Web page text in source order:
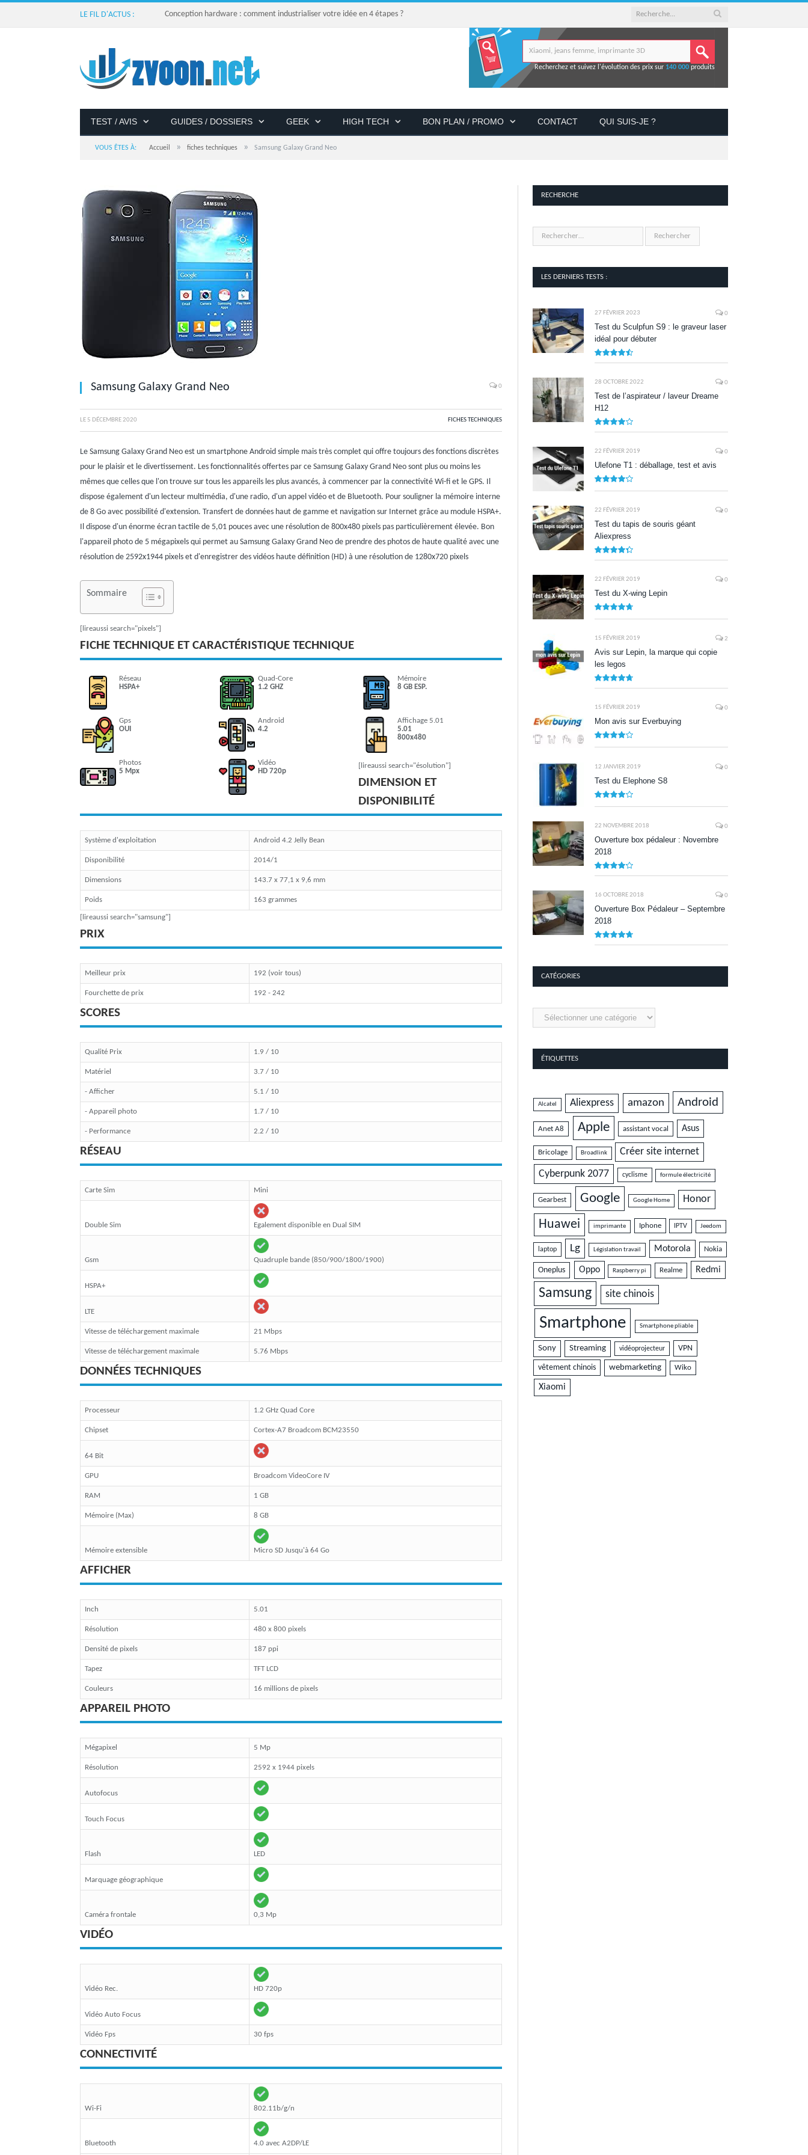
LE FIL D'ACTUS : Conception hardware : comment industrialiser votre idée en 4 étapes ?
Recherchez et suivez l'évolution des prix sur 140 000 produits
TEST / AVIS GUIDES / DOSSIERS GEEK HIGH TECH BON PLAN / PROMO CONTACT QUI SUIS-JE ?
VOUS ÊTES À: Accueil » fiches techniques » Samsung Galaxy Grand Neo
Samsung Galaxy Grand Neo 0
LE 5 DÉCEMBRE 2020 FICHES TECHNIQUES
Le Samsung Galaxy Grand Neo est un smartphone Android simple mais très complet qui offre toujours des fonctions discrètes
pour le plaisir et le divertissement. Les fonctionnalités offertes par ce Samsung Galaxy Grand Neo sont plus ou moins les
mêmes que celles que l'on trouve sur tous les appareils les plus avancés, à commencer par la connectivité Wi-fi et le GPS. Il
dispose également d'un lecteur multimédia, d'une radio, d'un appel vidéo et de Bluetooth. Pour souligner la mémoire interne
de 8 Go avec possibilité d'extension. Transfert de données haut de gamme et navigation sur Internet grâce au module HSPA+.
Il dispose d'un énorme écran tactile de 5,01 pouces avec une résolution de 800x480 pixels pas particulièrement élevée. Bon
l'appareil photo de 5 mégapixels qui permet au Samsung Galaxy Grand Neo de prendre des photos de haute qualité avec une
résolution de 2592x1944 pixels et d'enregistrer des vidéos haute définition (HD) à une résolution de 1280x720 pixels
Sommaire
[lireaussi search="pixels"]
FICHE TECHNIQUE ET CARACTÉRISTIQUE TECHNIQUE
Réseau
HSPA+
Quad-Core
1.2 GHZ
Mémoire
8 GB ESP.
Gps
OUI
Android
4.2
Affichage 5.01
5.01
800x480
Photos
5 Mpx
Vidéo
HD 720p
[lireaussi search="ésolution"]
DIMENSION ET
DISPONIBILITÉ
Système d'exploitation Android 4.2 Jelly Bean
Disponibilité 2014/1
Dimensions 143.7 x 77,1 x 9,6 mm
Poids 163 grammes
[lireaussi search="samsung"]
PRIX
Meilleur prix 192 (voir tous)
Fourchette de prix 192 - 242
SCORES
Qualité Prix 1.9 / 10
Matériel 3.7 / 10
- Afficher 5.1 / 10
- Appareil photo 1.7 / 10
- Performance 2.2 / 10
RÉSEAU
Carte Sim Mini
Double Sim Egalement disponible en Dual SIM
Gsm Quadruple bande (850/900/1800/1900)
HSPA+
LTE
Vitesse de téléchargement maximale 21 Mbps
Vitesse de téléchargement maximale 5.76 Mbps
DONNÉES TECHNIQUES
Processeur 1.2 GHz Quad Core
Chipset Cortex-A7 Broadcom BCM23550
64 Bit
GPU Broadcom VideoCore IV
RAM 1 GB
Mémoire (Max) 8 GB
Mémoire extensible Micro SD Jusqu'à 64 Go
AFFICHER
Inch 5.01
Résolution 480 x 800 pixels
Densité de pixels 187 ppi
Tapez TFT LCD
Couleurs 16 millions de pixels
APPAREIL PHOTO
Mégapixel 5 Mp
Résolution 2592 x 1944 pixels
Autofocus
Touch Focus
Flash LED
Marquage géographique
Caméra frontale 0,3 Mp
VIDÉO
Vidéo Rec. HD 720p
Vidéo Auto Focus
Vidéo Fps 30 fps
CONNECTIVITÉ
Wi-Fi 802.11b/g/n
Bluetooth 4.0 avec A2DP/LE
RECHERCHE
LES DERNIERS TESTS :
27 FÉVRIER 2023 0
Test du Sculpfun S9 : le graveur laser
idéal pour débuter
28 OCTOBRE 2022 0
Test de l’aspirateur / laveur Dreame
H12
22 FÉVRIER 2019 0
Ulefone T1 : déballage, test et avis
22 FÉVRIER 2019 0
Test du tapis de souris géant
Aliexpress
22 FÉVRIER 2019 0
Test du X-wing Lepin
15 FÉVRIER 2019 2
Avis sur Lepin, la marque qui copie
les legos
15 FÉVRIER 2019 0
Mon avis sur Everbuying
12 JANVIER 2019 0
Test du Elephone S8
22 NOVEMBRE 2018 0
Ouverture box pédaleur : Novembre
2018
16 OCTOBRE 2018 0
Ouverture Box Pédaleur – Septembre
2018
CATÉGORIES
Catégories
ÉTIQUETTES
Alcatel Aliexpress amazon Android
Anet A8 Apple assistant vocal Asus
Bricolage Broadlink Créer site internet
Cyberpunk 2077 cyclisme formule électricité
Gearbest Google Google Home Honor
Huawei imprimante Iphone IPTV Jeedom
laptop Lg Législation travail Motorola Nokia
Oneplus Oppo Raspberry pi Realme Redmi
Samsung site chinois
Smartphone Smartphone pliable
Sony Streaming vidéoprojecteur VPN
vêtement chinois webmarketing Wiko
Xiaomi